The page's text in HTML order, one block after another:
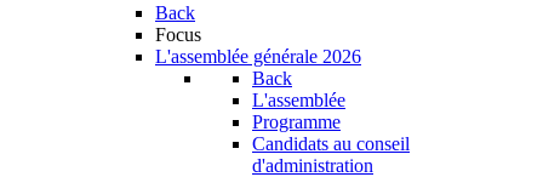
Back
Focus
L'assemblée générale 2026
Back
L'assemblée
Programme
Candidats au conseil
d'administration